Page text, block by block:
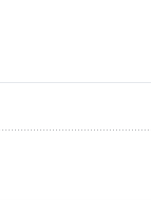
КонтактыНовости в
Контроль и аудит